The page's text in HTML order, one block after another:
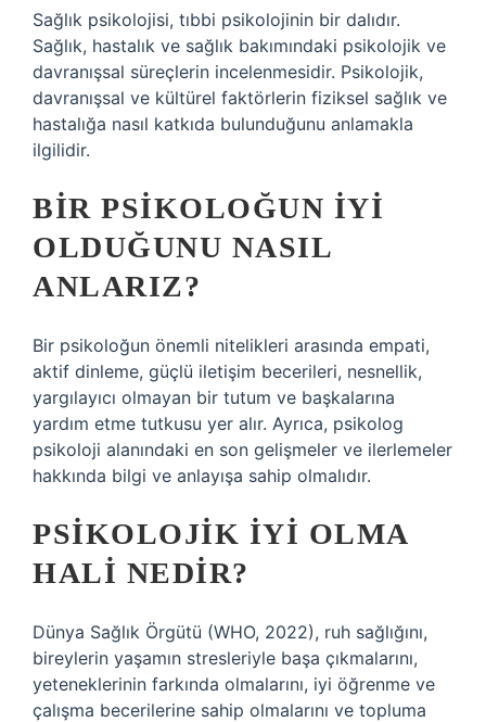
Sağlık psikolojisi, tıbbi psikolojinin bir dalıdır.
Sağlık, hastalık ve sağlık bakımındaki psikolojik ve
davranışsal süreçlerin incelenmesidir. Psikolojik,
davranışsal ve kültürel faktörlerin fiziksel sağlık ve
hastalığa nasıl katkıda bulunduğunu anlamakla
ilgilidir.
BIR PSIKOLOĞUN IYI
OLDUĞUNU NASIL
ANLARIZ?
Bir psikoloğun önemli nitelikleri arasında empati,
aktif dinleme, güçlü iletişim becerileri, nesnellik,
yargılayıcı olmayan bir tutum ve başkalarına
yardım etme tutkusu yer alır. Ayrıca, psikolog
psikoloji alanındaki en son gelişmeler ve ilerlemeler
hakkında bilgi ve anlayışa sahip olmalıdır.
PSIKOLOJIK IYI OLMA
HALI NEDIR?
Dünya Sağlık Örgütü (WHO, 2022), ruh sağlığını,
bireylerin yaşamın stresleriyle başa çıkmalarını,
yeteneklerinin farkında olmalarını, iyi öğrenme ve
çalışma becerilerine sahip olmalarını ve topluma